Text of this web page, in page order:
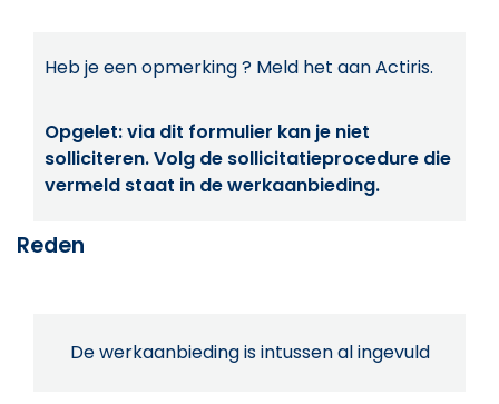
Heb je een opmerking ? Meld het aan Actiris.
Opgelet: via dit formulier kan je niet
solliciteren. Volg de sollicitatieprocedure die
vermeld staat in de werkaanbieding.
Reden
De werkaanbieding is intussen al ingevuld